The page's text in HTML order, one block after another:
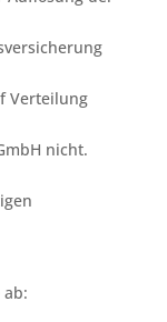
Verteilung
nicht.
ab: